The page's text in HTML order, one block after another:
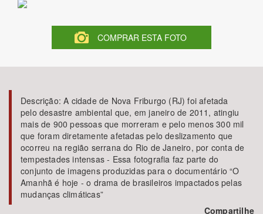
COMPRAR ESTA FOTO
Descrição:A cidade de Nova Friburgo (RJ) foi afetada
pelo desastre ambiental que, em janeiro de 2011, atingiu
mais de 900 pessoas que morreram e pelo menos 300 mil
que foram diretamente afetadas pelo deslizamento que
ocorreu na região serrana do Rio de Janeiro, por conta de
tempestades intensas - Essa fotografia faz parte do
conjunto de imagens produzidas para o documentário “O
Amanhã é hoje - o drama de brasileiros impactados pelas
mudanças climáticas”
Compartilhe